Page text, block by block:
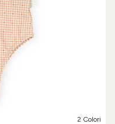
2 Colori